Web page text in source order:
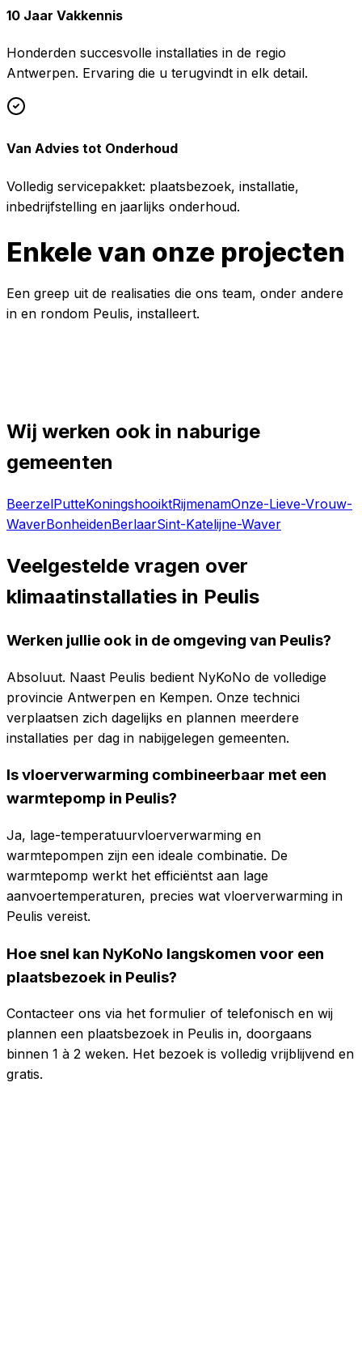
10 Jaar Vakkennis
Honderden succesvolle installaties in de regio
Antwerpen. Ervaring die u terugvindt in elk detail.
Van Advies tot Onderhoud
Volledig servicepakket: plaatsbezoek, installatie,
inbedrijfstelling en jaarlijks onderhoud.
Enkele van onze projecten
Een greep uit de realisaties die ons team, onder andere
in en rondom Peulis, installeert.
Wij werken ook in naburige
gemeenten
BeerzelPutteKoningshooiktRijmenamOnze-Lieve-Vrouw-
WaverBonheidenBerlaarSint-Katelijne-Waver
Veelgestelde vragen over
klimaatinstallaties in Peulis
Werken jullie ook in de omgeving van Peulis?
Absoluut. Naast Peulis bedient NyKoNo de volledige
provincie Antwerpen en Kempen. Onze technici
verplaatsen zich dagelijks en plannen meerdere
installaties per dag in nabijgelegen gemeenten.
Is vloerverwarming combineerbaar met een
warmtepomp in Peulis?
Ja, lage-temperatuurvloerverwarming en
warmtepompen zijn een ideale combinatie. De
warmtepomp werkt het efficiëntst aan lage
aanvoertemperaturen, precies wat vloerverwarming in
Peulis vereist.
Hoe snel kan NyKoNo langskomen voor een
plaatsbezoek in Peulis?
Contacteer ons via het formulier of telefonisch en wij
plannen een plaatsbezoek in Peulis in, doorgaans
binnen 1 à 2 weken. Het bezoek is volledig vrijblijvend en
gratis.